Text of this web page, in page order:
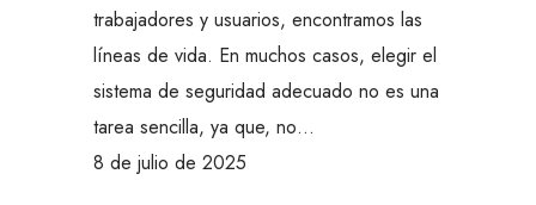
trabajadores y usuarios, encontramos las
líneas de vida. En muchos casos, elegir el
sistema de seguridad adecuado no es una
tarea sencilla, ya que, no…
8 de julio de 2025